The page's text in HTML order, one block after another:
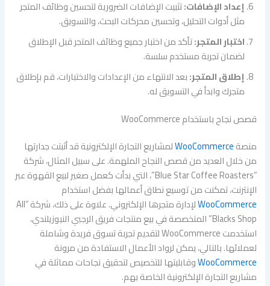
إعداد الإضافات:تثبيت الإضافات الضرورية لتحسين وظائف المتجر
مثل أدوات التحليل، وتحسين محركات البحث، والتسويق.
اختبار المتجر:تأكد من اختبار جميع وظائف المتجر قبل الإطلاق
لضمان تجربة مستخدم سلسة.
إطلاق المتجر:بعد الانتهاء من الإعدادات والاختبارات، قم بإطلاق
متجرك وابدأ في التسويق له.
قصص نجاح باستخدام WooCommerce
منصةWooCommerceلمشاريع التجارة الإلكترونية قد أثبتت جدارتها
من خلال العديد من قصص النجاح الملهمة. على سبيل المثال، شركة
“Blue Star Coffee Roasters”، التي بدأت كعمل صغير لبيع القهوة عبر
الإنترنت، تمكنت من توسيع نطاق أعمالها بفضل استخدام
WooCommerce
لإدارة متجرها الإلكتروني. علاوة على ذلك، شركة “All
Blacks Shop” المتخصصة في بيع منتجات فريق الرجبي النيوزيلندي،
استخدمت WooCommerce لتقديم تجربة تسوق فريدة وشاملة
لعملائها. بالتالي، يمكن لرواد الأعمال الاستفادة من مرونة
WooCommerceوقابليتها للتخصيص لتحقيق نجاحات مماثلة في
مشاريع التجارة الإلكترونية الخاصة بهم.